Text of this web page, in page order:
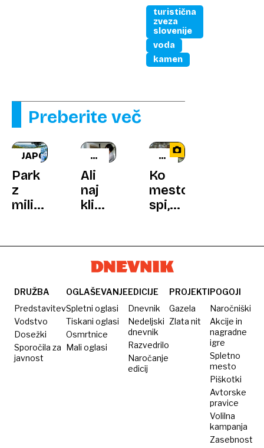
turistična
zveza
slovenije
voda
kamen
Preberite več
JAPONSKA
Park
z
milijoni
vse
VEČNA
DILEMA
Ali
naj
klima
dan?
Strokovnjaki
jasen
odgovor
SOVE
NAŠIH
GOZDOVIH
Ko
mesto
spi,
Krima
začne
ples
sov
DRUŽBA
Predstavitev
Vodstvo
Dosežki
Sporočila za
javnost
OGLAŠEVANJE
Spletni oglasi
Tiskani oglasi
Osmrtnice
Mali oglasi
EDICIJE
Dnevnik
Nedeljski
dnevnik
Razvedrilo
Naročanje
edicij
PROJEKTI
Gazela
Zlata nit
POGOJI
Naročniški
Akcije in
nagradne
igre
Spletno
mesto
Piškotki
Avtorske
pravice
Volilna
kampanja
Zasebnost